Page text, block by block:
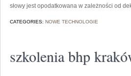
słowy jest opodatkowana w zależności od
CATEGORIES: NOWE TECHNOLOGIE
szkolenia bhp